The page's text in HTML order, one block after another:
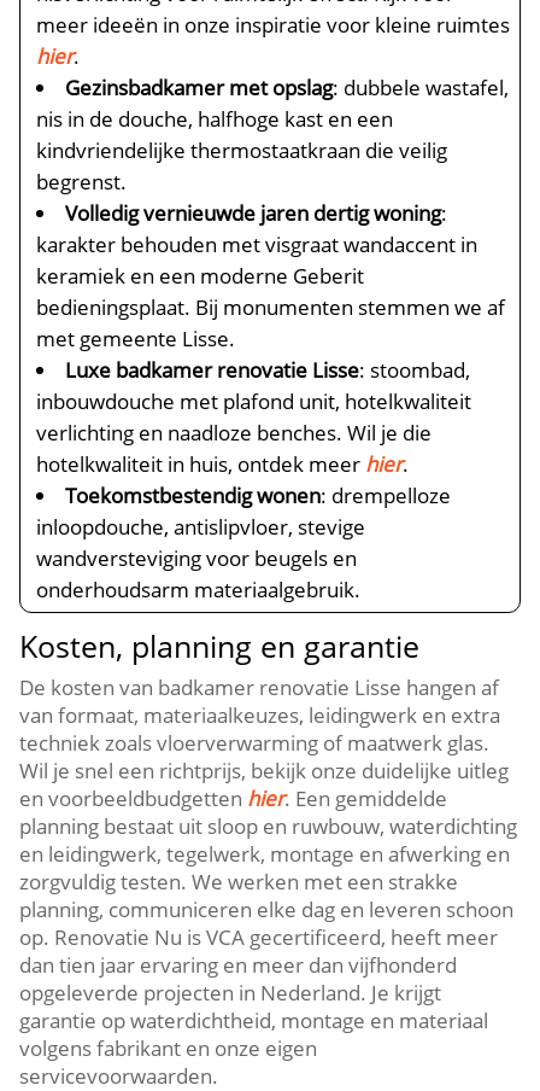
meer ideeën in onze inspiratie voor kleine ruimtes
hier.​
Gezinsbadkamer met opslag: dubbele wastafel,
nis in de douche, halfhoge kast en een
kindvriendelijke thermostaatkraan die veilig
begrenst.​
Volledig vernieuwde jaren dertig woning:
karakter behouden met visgraat wandaccent in
keramiek en een moderne Geberit
bedieningsplaat.​ Bij monumenten stemmen we af
met gemeente Lisse.​
Luxe badkamer renovatie Lisse: stoombad,
inbouwdouche met plafond unit, hotelkwaliteit
verlichting en naadloze benches.​ Wil je die
hotelkwaliteit in huis, ontdek meer hier.​
Toekomstbestendig wonen: drempelloze
inloopdouche, antislipvloer, stevige
wandversteviging voor beugels en
onderhoudsarm materiaalgebruik.​
Kosten, planning en garantie
De kosten van badkamer renovatie Lisse hangen af
van formaat, materiaalkeuzes, leidingwerk en extra
techniek zoals vloerverwarming of maatwerk glas.​
Wil je snel een richtprijs, bekijk onze duidelijke uitleg
en voorbeeldbudgetten hier.​ Een gemiddelde
planning bestaat uit sloop en ruwbouw, waterdichting
en leidingwerk, tegelwerk, montage en afwerking en
zorgvuldig testen.​ We werken met een strakke
planning, communiceren elke dag en leveren schoon
op.​ Renovatie Nu is VCA gecertificeerd, heeft meer
dan tien jaar ervaring en meer dan vijfhonderd
opgeleverde projecten in Nederland.​ Je krijgt
garantie op waterdichtheid, montage en materiaal
volgens fabrikant en onze eigen
servicevoorwaarden.​